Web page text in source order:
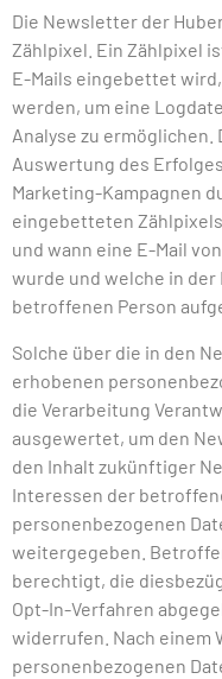
Die Newsletter der
Zählpixel. Ein Zählpixel
E-Mails eingebettet
werden, um eine
Analyse zu
Auswertung des
Marketing-Kampagnen
eingebetteten
und wann eine E-Mail
wurde und welche in
betroffenen Person
Solche über die in den
erhobenen
die Verarbeitung
ausgewertet, um den
den Inhalt zukünftiger
Interessen der
personenbezogenen
weitergegeben.
berechtigt, die
Opt-In-Verfahren
widerrufen. Nach einem
personenbezogenen